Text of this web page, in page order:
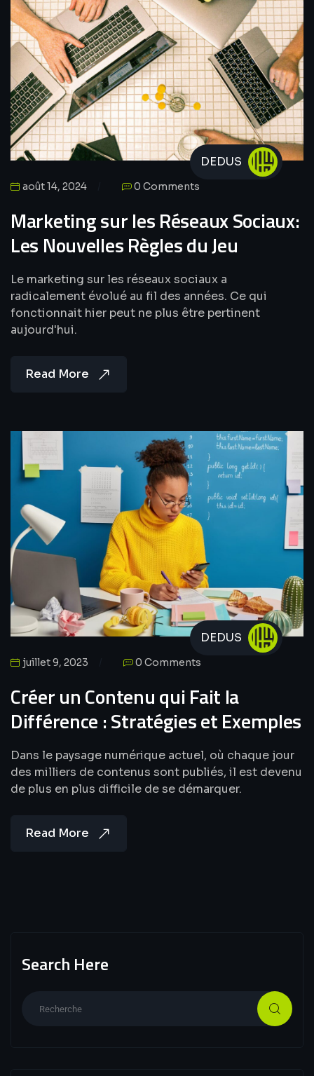
DEDUS
août 14, 2024 0 Comments
Marketing sur les Réseaux Sociaux:
Les Nouvelles Règles du Jeu
Le marketing sur les réseaux sociaux a
radicalement évolué au fil des années. Ce qui
fonctionnait hier peut ne plus être pertinent
aujourd'hui.
Read More
DEDUS
juillet 9, 2023 0 Comments
Créer un Contenu qui Fait la
Différence : Stratégies et Exemples
Dans le paysage numérique actuel, où chaque jour
des milliers de contenus sont publiés, il est devenu
de plus en plus difficile de se démarquer.
Read More
Search Here